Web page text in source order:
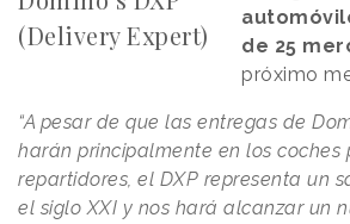
(Delivery Expert)
de 25
próximo
“A pesar de que las entregas de
harán principalmente en los coches
repartidores, el DXP ​​representa un
el siglo XXI y nos hará alcanzar un